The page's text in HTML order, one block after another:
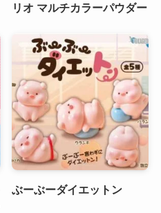
リオ マルチカラーパウダー
ぶーぶーダイエットン